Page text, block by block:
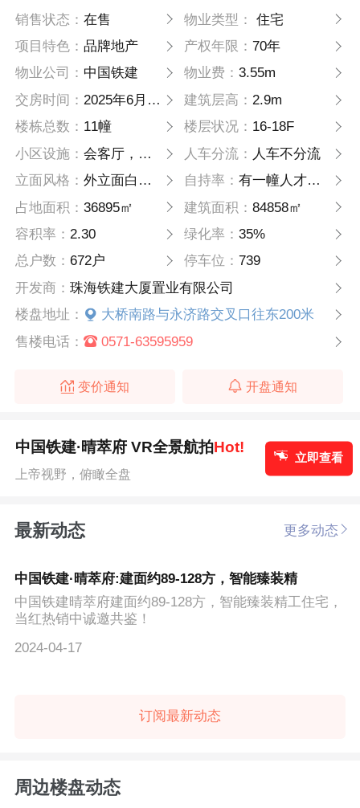
销售状态：在售 物业类型：
住宅
项目特色：品牌地产 产权年限： 70年
物业公司： 中国铁建 物业费： 3.55m
交房时间：2025年6月30日 建筑层高： 2.9m
楼栋总数： 11幢 楼层状况： 16-18F
小区设施：会客厅，健身场地，休闲场地，儿童乐园，健身跑道，雨水花园 人车分流： 人车不分流
立面风格：外立面白色质感涂料，深灰色质感涂料，米白色石材干挂，香槟色铝板干挂 自持率： 有一幢人才用房不对外出售
占地面积：36895㎡ 建筑面积： 84858㎡
容积率：2.30 绿化率： 35%
总户数：672户 停车位： 739
开发商：珠海铁建大厦置业有限公司
楼盘地址：
大桥南路与永济路交叉口往东200米
售楼电话：
0571-63595959
变价通知 开盘通知
中国铁建·晴萃府 VR全景航拍Hot!
上帝视野，俯瞰全盘
立即查看
最新动态 更多动态
中国铁建·晴萃府:建面约89-128方，智能臻装精
中国铁建晴萃府建面约89-128方，智能臻装精工住宅，
当红热销中诚邀共鉴！
2024-04-17
订阅最新动态
周边楼盘动态